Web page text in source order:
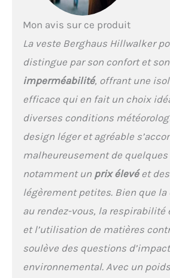
vent mord
vous êtes,
compter sur
grâce au
chaud
éclair
signifie que
fermer l'une
couches
compatibles
tissu Gore-
100 %
Mon avis sur ce produit
La veste Berghaus Hillwalker
distingue par son confort et son
imperméabilité, offrant une
efficace qui en fait un choix
diverses conditions
design léger et agréable
malheureusement de
notamment un prix élevéet
légèrement petites. Bien que
au rendez-vous, la respirabilité
et l’utilisation de matières
soulève des questions d’impact
environnemental. Avec un